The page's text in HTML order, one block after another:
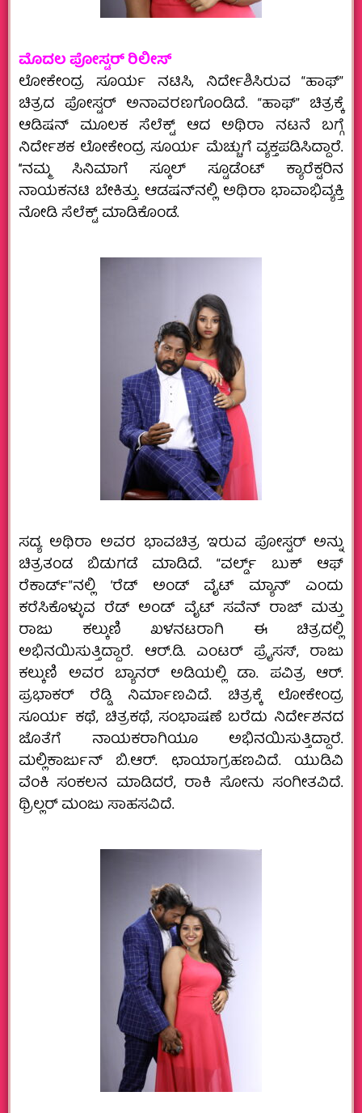
ಮೊದಲ ಪೋಸ್ಟರ್‌ ರಿಲೀಸ್
ಲೋಕೇಂದ್ರ ಸೂರ್ಯ ನಟಿಸಿ, ನಿರ್ದೇಶಿಸಿರುವ “ಹಾಫ್”
ಚಿತ್ರದ ಪೋಸ್ಟರ್ ಅನಾವರಣಗೊಂಡಿದೆ. “ಹಾಫ್” ಚಿತ್ರಕ್ಕೆ
ಆಡಿಷನ್ ಮೂಲಕ ಸೆಲೆಕ್ಟ್ ಆದ ಅಥಿರಾ ನಟನೆ ಬಗ್ಗೆ
ನಿರ್ದೇಶಕ ಲೋಕೇಂದ್ರ ಸೂರ್ಯ ಮೆಚ್ಚುಗೆ ವ್ಯಕ್ತಪಡಿಸಿದ್ದಾರೆ.
ʻʻನಮ್ಮ ಸಿನಿಮಾಗೆ ಸ್ಕೂಲ್ ಸ್ಟೂಡೆಂಟ್ ಕ್ಯಾರೆಕ್ಟರಿನ
ನಾಯಕನಟಿ ಬೇಕಿತ್ತು. ಆಡಷನ್‌ನಲ್ಲಿ ಅಥಿರಾ ಭಾವಾಭಿವ್ಯಕ್ತಿ
ನೋಡಿ ಸೆಲೆಕ್ಟ್ ಮಾಡಿಕೊಂಡೆ.
ಸದ್ಯ ಅಥಿರಾ ಅವರ ಭಾವಚಿತ್ರ ಇರುವ ಪೋಸ್ಟರ್‌ ಅನ್ನು
ಚಿತ್ರತಂಡ ಬಿಡುಗಡೆ ಮಾಡಿದೆ. “ವರ್ಲ್ಡ್‌ ಬುಕ್ ಆಫ್
ರೆಕಾರ್ಡ್”ನಲ್ಲಿ ʻರೆಡ್ ಅಂಡ್ ವೈಟ್ ಮ್ಯಾನ್ʼ ಎಂದು
ಕರೆಸಿಕೊಳ್ಳುವ ರೆಡ್ ಅಂಡ್ ವೈಟ್ ಸವೆನ್ ರಾಜ್ ಮತ್ತು
ರಾಜು ಕಲ್ಕುಣಿ ಖಳನಟರಾಗಿ ಈ ಚಿತ್ರದಲ್ಲಿ
ಅಭಿನಯಿಸುತ್ತಿದ್ದಾರೆ. ಆರ್.ಡಿ. ಎಂಟರ್ ಪ್ರೈಸಸ್, ರಾಜು
ಕಲ್ಕುಣಿ ಅವರ ಬ್ಯಾನರ್ ಅಡಿಯಲ್ಲಿ ಡಾ. ಪವಿತ್ರ ಆರ್.
ಪ್ರಭಾಕರ್ ರೆಡ್ಡಿ ನಿರ್ಮಾಣವಿದೆ. ಚಿತ್ರಕ್ಕೆ ಲೋಕೇಂದ್ರ
ಸೂರ್ಯ ಕಥೆ, ಚಿತ್ರಕಥೆ, ಸಂಭಾಷಣೆ ಬರೆದು ನಿರ್ದೇಶನದ
ಜೊತೆಗೆ ನಾಯಕರಾಗಿಯೂ ಅಭಿನಯಿಸುತ್ತಿದ್ದಾರೆ.
ಮಲ್ಲಿಕಾರ್ಜುನ್ ಬಿ.ಆರ್. ಛಾಯಾಗ್ರಹಣವಿದೆ. ಯುಡಿವಿ
ವೆಂಕಿ ಸಂಕಲನ ಮಾಡಿದರೆ, ರಾಕಿ ಸೋನು ಸಂಗೀತವಿದೆ.
ಥ್ರಿಲ್ಲರ್ ಮಂಜು ಸಾಹಸವಿದೆ.